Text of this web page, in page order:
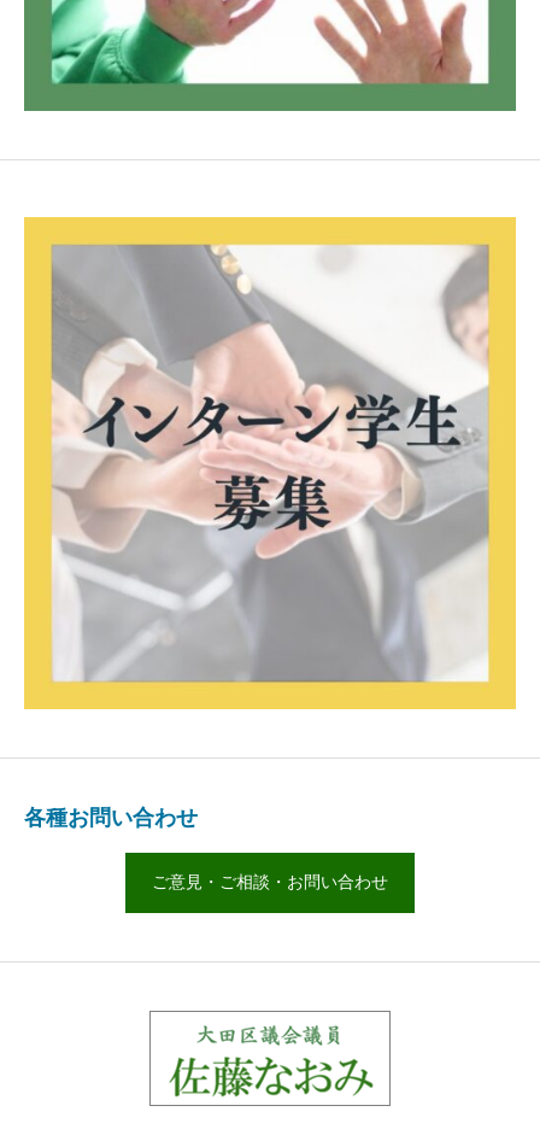
各種お問い合わせ
ご意見・ご相談・お問い合わせ